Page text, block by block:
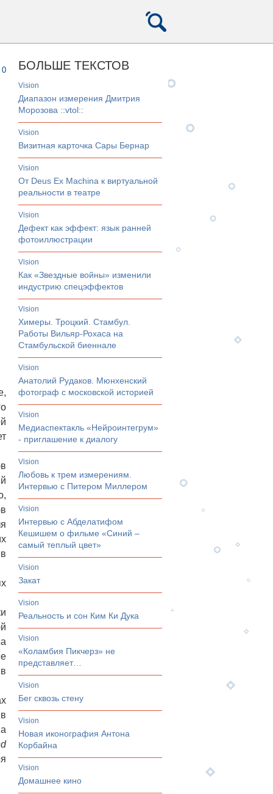
0 БОЛЬШЕ ТЕКСТОВ
vision
Диапазон измерения Дмитрия
Морозова ::vtol::
vision
Визитная карточка Сары Бернар
vision
От Deus Ex Machina к виртуальной
реальности в театре
vision
Дефект как эффект: язык ранней
фотоиллюстрации
vision
Как «Звездные войны» изменили
индустрию спецэффектов
vision
Химеры. Троцкий. Стамбул.
Работы Вильяр-Рохаса на
Стамбульской биеннале
vision
Анатолий Рудаков. Мюнхенский
фотограф с московской историей
vision
Медиаспектакль «Нейроинтегрум»
- приглашение к диалогу
vision
Любовь к трем измерениям.
Интервью с Питером Миллером
vision
Интервью с Абделатифом
Кешишем о фильме «Синий –
самый теплый цвет»
vision
Закат
vision
Реальность и сон Ким Ки Дука
vision
«Коламбия Пикчерз» не
представляет…
vision
Бег сквозь стену
vision
Новая иконография Антона
Корбайна
vision
Домашнее кино